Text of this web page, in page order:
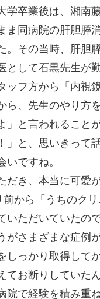
学卒業後は、湘南
ま同病院の肝胆膵
。その当時、肝胆
として石黒先生が
ッフ方から「内視
ら、先生のやり方
」と言われること
」と、思いきって
いですね。
だき、本当に可愛
前から「うちのク
いただいていたの
がさまざまな症例
しっかり取得して
てお断りしていたん
院で経験を積み重